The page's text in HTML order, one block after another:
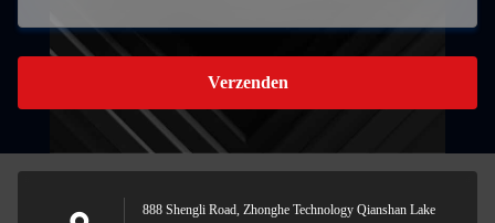
Verzenden
888 Shengli Road, Zhonghe Technology Qianshan Lake